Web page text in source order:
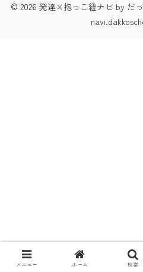
© 2026 発達×抱っこ紐ナビ by だ
メニュー ホーム 検索